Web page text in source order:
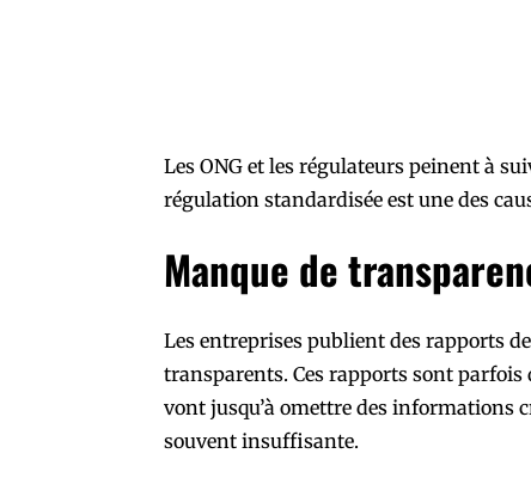
Les ONG et les régulateurs peinent à
régulation standardisée est une des
Manque de
Les entreprises publient des rapports
transparents. Ces rapports sont
vont jusqu’à omettre des informations
souvent insuffisante.